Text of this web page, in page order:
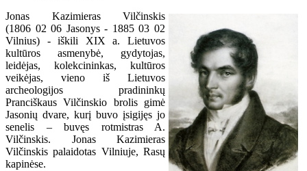
Jonas Kazimieras Vilčinskis
(1806 02 06 Jasonys - 1885 03 02
Vilnius) - iškili XIX a. Lietuvos
kultūros asmenybė, gydytojas,
leidėjas, kolekcininkas, kultūros
veikėjas, vieno iš Lietuvos
archeologijos pradininkų
Pranciškaus Vilčinskio brolis gimė
Jasonių dvare, kurį buvo įsigijęs jo
senelis – buvęs rotmistras A.
Vilčinskis. Jonas Kazimieras
Vilčinskis palaidotas Vilniuje, Rasų
kapinėse.